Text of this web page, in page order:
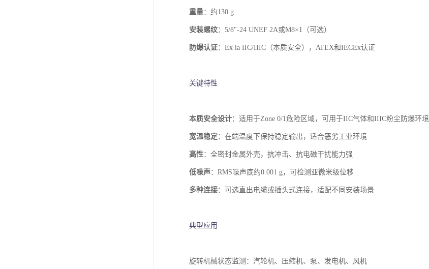
重量：约130 g
安装螺纹：5/8"-24 UNEF 2A或M8×1（可选）
防爆认证：Ex ia IIC/IIIC（本质安全），ATEX和IECEx认证
关键特性
本质安全设计：适用于Zone 0/1危险区域，可用于IIC气体和IIIC粉尘防爆环境
宽温稳定：在端温度下保持稳定输出，适合恶劣工业环境
高性：全密封金属外壳，抗冲击、抗电磁干扰能力强
低噪声 ：RMS噪声底约0.001 g，可检测亚微米级位移
多种连接：可选直出电缆或插头式连接，适配不同安装场景
典型应用
旋转机械状态监测：汽轮机、压缩机、泵、发电机、风机